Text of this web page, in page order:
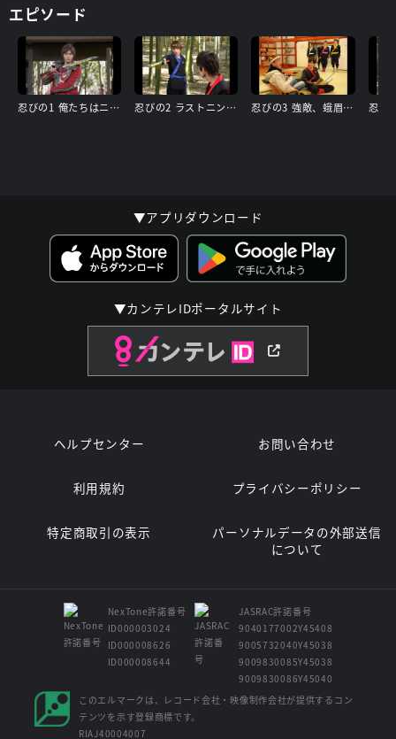
エピソード
忍びの1 俺たちはニンジャだ! 忍びの2 ラストニンジャになる! 忍びの3 強敵、蛾眉あらわる!
▼アプリダウンロード
▼カンテレIDポータルサイト
ヘルプセンター お問い合わせ
利用規約 プライバシーポリシー
特定商取引の表示
パーソナルデータの外部送信
について
NexTone許諾番号
ID000003024
ID000008626
ID000008644
JASRAC許諾番号
9040177002Y45408
9005732040Y45038
9009830085Y45038
9009830086Y45040
このエルマークは、レコード会社・映像制作会社が提供するコン
テンツを示す登録商標です。
RIAJ40004007